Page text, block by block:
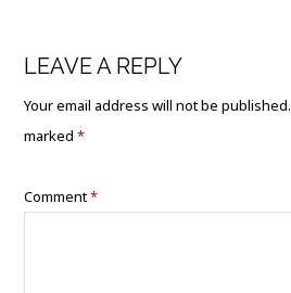
LEAVE A REPLY
Your email address will not be published.
marked*
Comment*